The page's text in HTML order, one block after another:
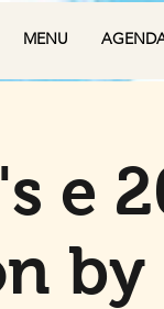
MENU
e
by